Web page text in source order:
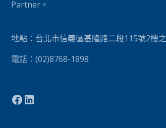
Partner。
地點：台北市信義區基隆路二段115號2樓
電話：(02)8768-1898